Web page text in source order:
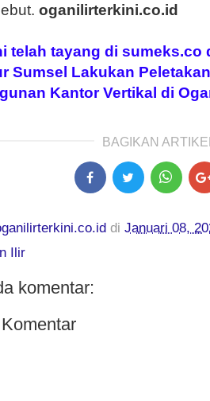
oganilirterkini.co.id
telah tayang di sumeks.co
Sumsel Lakukan
Kantor Vertikal di
BAGIKAN
di Januari 08,
Ilir
komentar: